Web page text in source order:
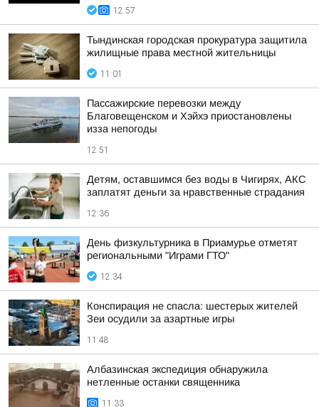
12:57
Тындинская городская прокуратура защитила
жилищные права местной жительницы
11:01
Пассажирские перевозки между
Благовещенском и Хэйхэ приостановлены
изза непогоды
12:51
Детям, оставшимся без воды в Чигирях, АКС
заплатят деньги за нравственные страдания
12:36
День физкультурника в Приамурье отметят
региональными "Играми ГТО"
12:34
Конспирация не спасла: шестерых жителей
Зеи осудили за азартные игры
11:48
Албазинская экспедиция обнаружила
нетленные останки священника
11:33